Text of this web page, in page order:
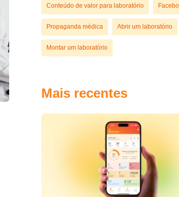
Conteúdo de valor para laboratório
Propaganda médica Abrir um laboratório
Montar um laboratório
Mais recentes